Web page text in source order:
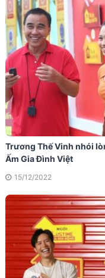
Trương Thế Vinh nhói
Ấm Gia Đình Việt
15/12/2022